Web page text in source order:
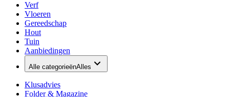
Verf
Vloeren
Gereedschap
Hout
Tuin
Aanbiedingen
Alle categorieënAlles
Klusadvies
Folder & Magazine